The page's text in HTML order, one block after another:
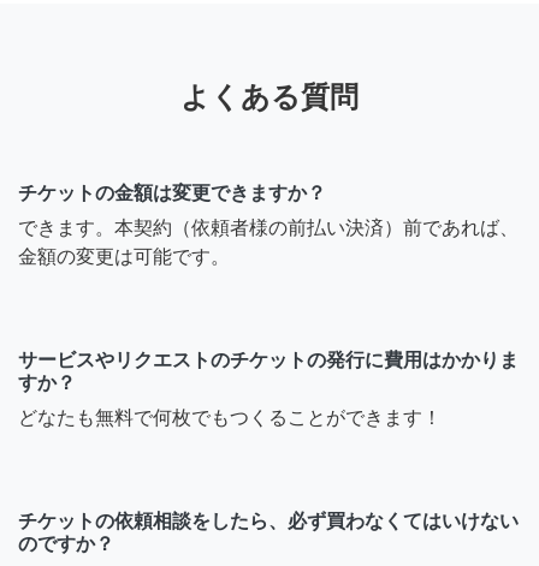
よくある質問
チケットの金額は変更できますか？
できます。本契約（依頼者様の前払い決済）前であれば、
金額の変更は可能です。
サービスやリクエストのチケットの発行に費用はかかりま
すか？
どなたも無料で何枚でもつくることができます！
チケットの依頼相談をしたら、必ず買わなくてはいけない
のですか？